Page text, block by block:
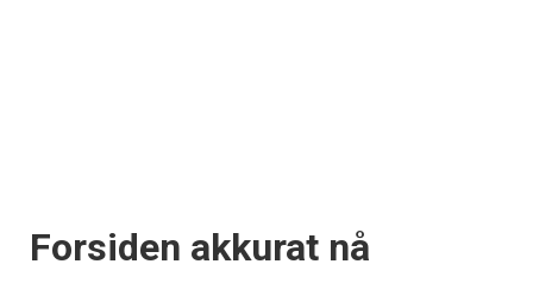
Forsiden akkurat nå